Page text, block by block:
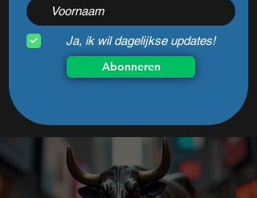
Ja, ik wil dagelijkse updates!
Abonneren